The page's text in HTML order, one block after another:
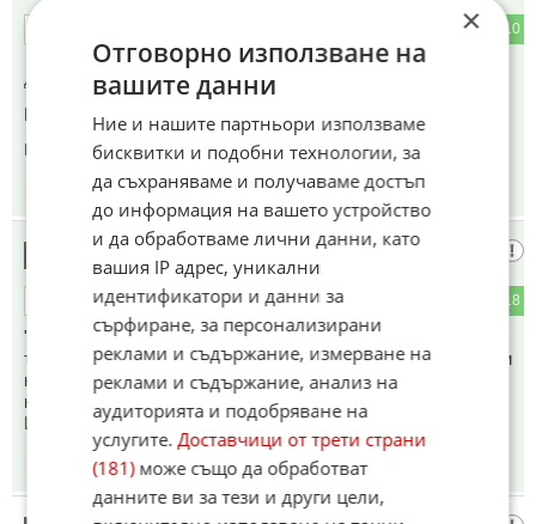
10
1
До коментар#3 от "🇧🇬БАЙ Х@Й‼️":
Прочете ли "Капитала" ?
Коментиран от#18
14.05.2026
и тоя плачи срещу новите мерки
18
ОТГОВОР
"Основната причина за вдигане на цените в България е
това, че хората имат повече пари. Частично това се дължи
на ръста на заплатите" - сутринта по БНР Красен Станчев
каза, че сме много богати, ПРЕДСТАВЕТЕ СИ КАКЪВ
ИКОНОМИСТ Е ТОЯ. А еврото бе, -диот?
14.05.2026
×
Отговорно използване на
вашите данни
Ние и нашите партньори използваме
бисквитки и подобни технологии, за
да съхраняваме и получаваме достъп
до информация на вашето устройство
и да обработваме лични данни, като
вашия IP адрес, уникални
идентификатори и данни за
сърфиране, за персонализирани
реклами и съдържание, измерване на
реклами и съдържание, анализ на
аудиторията и подобряване на
услугите.Доставчици от трети страни
(181)може също да обработват
данните ви за тези и други цели,